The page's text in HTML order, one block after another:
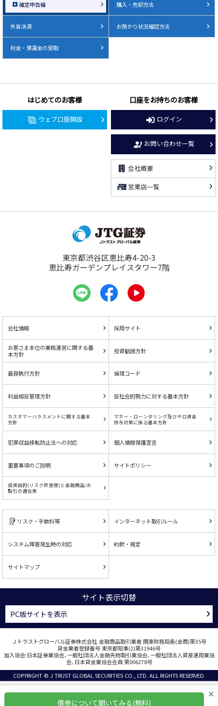
確定申告編 購入・売却方法
外貨決済 お預かり状況確認方法
利金・償還金の受取
はじめてのお客様
ウェブ口座開設
口座をお持ちのお客様
ログイン
お問い合わせ一覧
会社概要
営業店一覧
東京都渋谷区恵比寿4-20-3
恵比寿ガーデンプレイスタワー7階
会社情報 採用サイト
お客さま本位の業務運営に関する基
本方針
投資勧誘方針
最良執行方針 倫理コード
利益相反管理方針 反社会的勢力に対する基本方針
カスタマーハラスメントに関する基本
方針
マネー・ローンダリング及びテロ資金
供与対策に係る基本方針
犯罪収益移転防止法への対応 個人情報保護宣言
重要事項のご説明 サイトポリシー
投資目的(リスク許容度)と金融商品/お
取引の適合表
リスク・手数料等 インターネット取引ルール
システム障害発生時の対応 約款・規定
サイトマップ
サイト表示切替
PC版サイトを表示
Ｊトラストグローバル証券株式会社 金融商品取引業者 関東財務局長(金商)第35号
貸金業者登録番号 東京都知事(2)第31946号
加入協会:日本証券業協会､一般社団法人金融先物取引業協会､一般社団法人資産運用業協
会､日本貸金業協会会員 第006278号
COPYRIGHT © J TRUST GLOBAL SECURITIES CO., LTD. ALL RIGHTS RESERVED.
×
債券について聞いてみる(無料)